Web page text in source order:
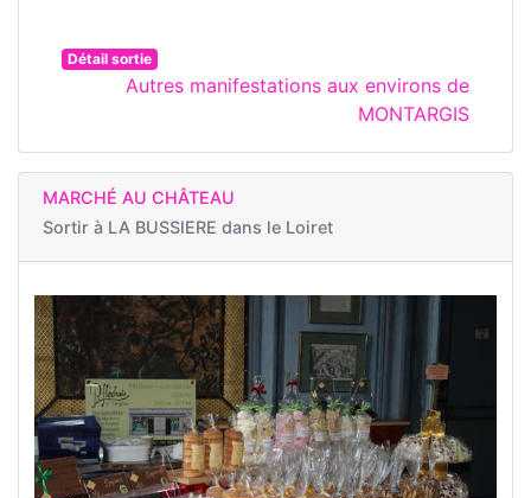
Détail sortie
Autres manifestations aux environs de
MONTARGIS
MARCHÉ AU CHÂTEAU
Sortir à LA BUSSIERE dans le Loiret